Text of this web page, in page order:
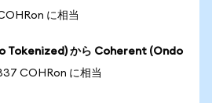
に相当
Tokenized) から Coherent (Ondo
COHRon に相当